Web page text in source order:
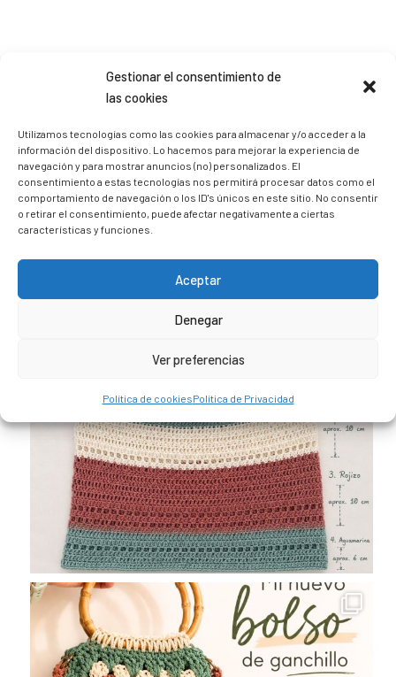
Gestionar el consentimiento de
las cookies
Utilizamos tecnologías como las cookies para almacenar y/o acceder a la
información del dispositivo. Lo hacemos para mejorar la experiencia de
navegación y para mostrar anuncios (no) personalizados. El
consentimiento a estas tecnologías nos permitirá procesar datos como el
comportamiento de navegación o los ID's únicos en este sitio. No consentir
o retirar el consentimiento, puede afectar negativamente a ciertas
características y funciones.
Aceptar
Denegar
Ver preferencias
Política de cookiesPolítica de Privacidad
Sígueme en Instagram
trizia_comopedroporsucasa
Freelance | Web | RRSS
Mi tienda de productos ECO
@lacatalina.shop
Alquila tu Autocaravana en
@caravana_go
Mi blog de viajes